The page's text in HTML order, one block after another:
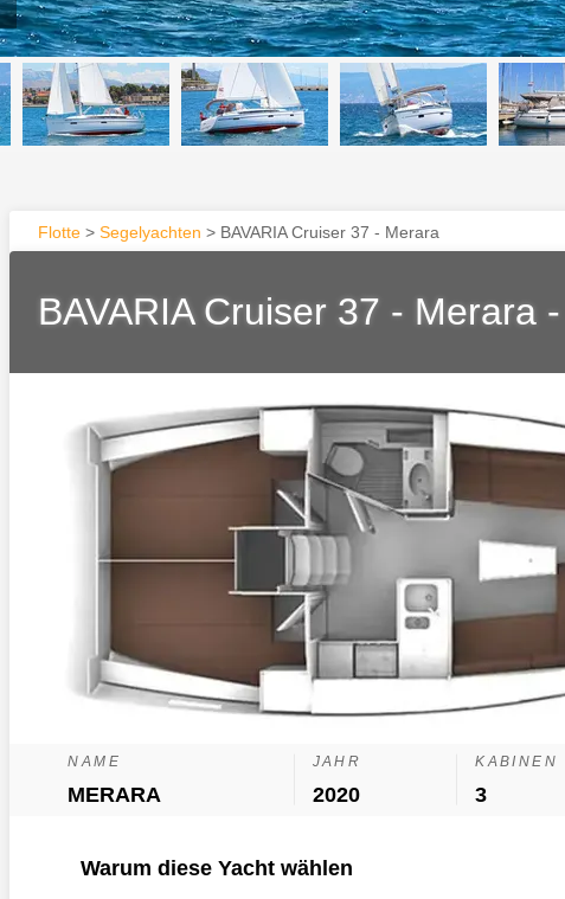
Flotte > Segelyachten > BAVARIA Cruiser 37 - Merara
BAVARIA Cruiser 37 - Merara -
NAME
MERARA
JAHR
2020
KABINEN
3
Warum diese Yacht wählen